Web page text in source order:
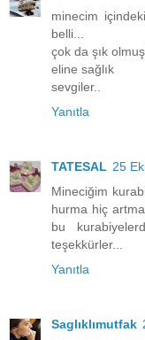
minecim
belli...
çok da şık
eline sağlık
sevgiler..
Yanıtla
TATESAL 25
Mineciğim
hurma hiç
bu
teşekkürler...
Yanıtla
Saglıklımutfak